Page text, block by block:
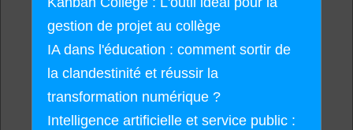
gestion de projet au collège
IA dans l'éducation : comment sortir de
la clandestinité et réussir la
transformation numérique ?
Intelligence artificielle et service public :